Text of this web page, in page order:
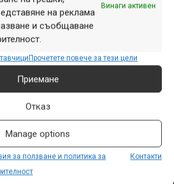
на реклама
и съобщаване
Винаги активен
Прочетете повече за тези цели
Приемане
Отказ
Manage options
за ползване и политика за
Контакти
и политика за поверителност